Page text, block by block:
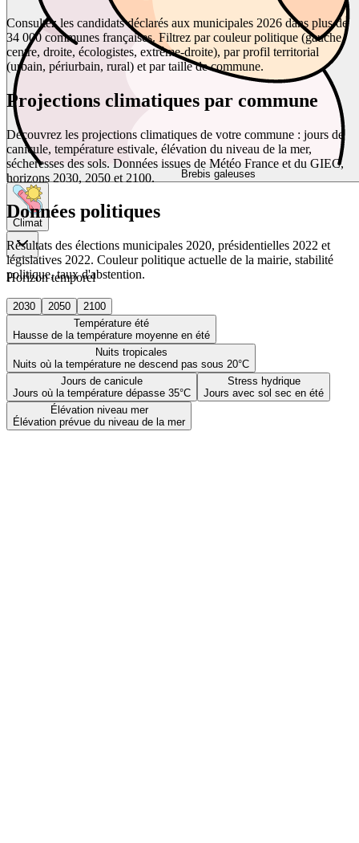
Brebis galeuses
Climat
Horizon temporel
2030 2050
2100
Température été
Hausse de la température moyenne en été
Nuits tropicales
Nuits où la température ne descend pas sous 20°C
Jours de canicule
Jours où la température dépasse 35°C
Stress hydrique
Jours avec sol sec en été
Élévation niveau mer
Élévation prévue du niveau de la mer
Consultez les candidats déclarés aux municipales 2026 dans plus de
34 000 communes françaises. Filtrez par couleur politique (gauche,
centre, droite, écologistes, extrême-droite), par profil territorial
(urbain, périurbain, rural) et par taille de commune.
Projections climatiques par commune
Découvrez les projections climatiques de votre commune : jours de
canicule, température estivale, élévation du niveau de la mer,
sécheresses des sols. Données issues de Météo France et du GIEC,
horizons 2030, 2050 et 2100.
Données politiques
Résultats des élections municipales 2020, présidentielles 2022 et
législatives 2022. Couleur politique actuelle de la mairie, stabilité
politique, taux d'abstention.